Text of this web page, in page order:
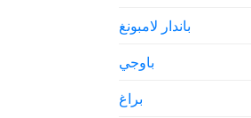
باندار لامبونغ
باوجي
براغ